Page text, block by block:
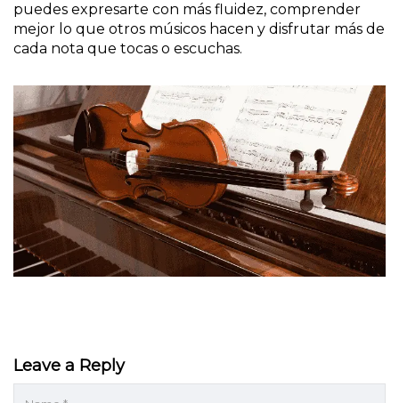
puedes expresarte con más fluidez, comprender
mejor lo que otros músicos hacen y disfrutar más de
cada nota que tocas o escuchas.
Leave a Reply